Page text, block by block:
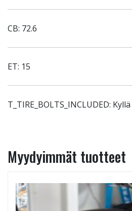
CB: 72.6
ET: 15
T_TIRE_BOLTS_INCLUDED: Kyllä
Myydyimmät tuotteet